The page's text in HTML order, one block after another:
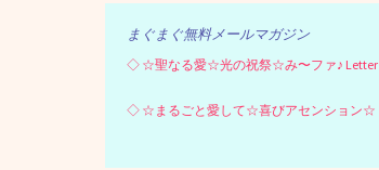
まぐまぐ無料メールマガジン
◇ ☆聖なる愛☆光の祝祭☆み〜ファ♪ Letter
◇ ☆まるごと愛して☆喜びアセンション☆